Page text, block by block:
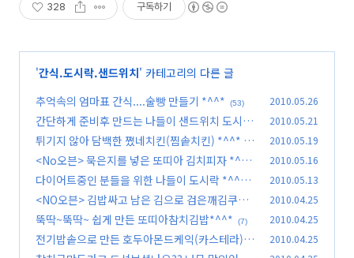
328 구독하기
'간식.도시락.샌드위치' 카테고리의 다른 글
추억속의 엄마표 간식....술빵 만들기 *^^*
(53) 2010.05.26
간단하게 준비후 만드는 나들이 샌드위치 도시락
*^^* (67)
2010.05.21
튀기지 않아 담백한 쪘네치킨(찜솥치킨) *^^*
(9
7)
2010.05.19
<No오븐> 묵은지를 넣은 또띠아 김치피자 *^^*
(37)
2010.05.16
다이어트중인 분들을 위한 나들이 도시락 *^^*
(149)
2010.05.13
<NO오븐> 김밥싸고 남은 김으로 검은깨김쿠키*
^^* (11)
2010.04.25
뚝딱~뚝딱~ 쉽게 만든 또띠아참치김밥*^^* (7) 2010.04.25
전기밥솥으로 만든 호두아몬드케익(카스테라)*^
2010.04.25